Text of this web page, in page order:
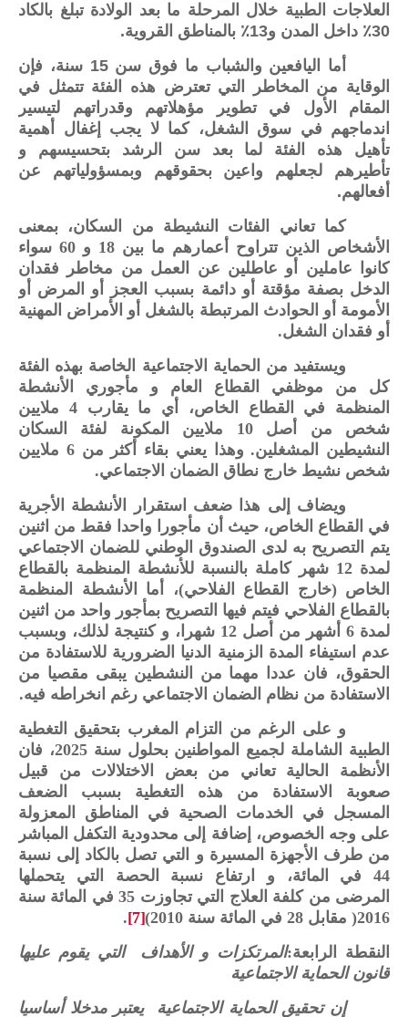
العلاجات الطبية خلال المرحلة ما بعد الولادة تبلغ بالكاد
30٪ داخل المدن و13٪ بالمناطق القروية.
أما اليافعين والشباب ما فوق سن15 سنة، فإن
الوقاية من المخاطر التي تعترض هذه الفئة تتمثل في
المقام الأول في تطوير مؤهلاتهم وقدراتهم لتيسير
اندماجهم في سوق الشغل، كما لا يجب إغفال أهمية
تأهيل هذه الفئة لما بعد سن الرشد بتحسيسهم و
تأطيرهم لجعلهم واعين بحقوقهم وبمسؤولياتهم عن
أفعالهم.
كما تعاني الفئات النشيطة من السكان، بمعنى
الأشخاص الذين تتراوح أعمارهم ما بين 18 و 60 سواء
كانوا عاملين أو عاطلين عن العمل من مخاطر فقدان
الدخل بصفة مؤقتة أو دائمة بسبب العجز أو المرض أو
الأمومة أو الحوادث المرتبطة بالشغل أو الأمراض المهنية
أو فقدان الشغل.
ويستفيد من الحماية الاجتماعية الخاصة بهذه الفئة
كل من موظفي القطاع العام و مأجوري الأنشطة
المنظمة في القطاع الخاص، أي ما يقارب 4 ملايين
شخص من أصل 10 ملايين المكونة لفئة السكان
النشيطين المشغلين. وهذا يعني بقاء أكثر من 6 ملايين
شخص نشيط خارج نطاق الضمان الاجتماعي.
ويضاف إلى هذا ضعف استقرار الأنشطة الأجرية
في القطاع الخاص، حيث أن مأجورا واحدا فقط من اثنين
يتم التصريح به لدى الصندوق الوطني للضمان الاجتماعي
لمدة 12 شهر كاملة بالنسبة للأنشطة المنظمة بالقطاع
الخاص (خارج القطاع الفلاحي)، أما الأنشطة المنظمة
بالقطاع الفلاحي فيتم فيها التصريح بمأجور واحد من اثنين
لمدة 6 أشهر من أصل 12 شهرا، و كنتيجة لذلك، وبسبب
عدم استيفاء المدة الزمنية الدنيا الضرورية للاستفادة من
الحقوق، فان عددا مهما من النشطين يبقى مقصيا من
الاستفادة من نظام الضمان الاجتماعي رغم انخراطه فيه.
و على الرغم من التزام المغرب بتحقيق التغطية
الطبية الشاملة لجميع المواطنين بحلول سنة 2025، فان
الأنظمة الحالية تعاني من بعض الاختلالات من قبيل
صعوبة الاستفادة من هذه التغطية بسبب الضعف
المسجل في الخدمات الصحية في المناطق المعزولة
على وجه الخصوص، إضافة إلى محدودية التكفل المباشر
من طرف الأجهزة المسيرة و التي تصل بالكاد إلى نسبة
44 في المائة، و ارتفاع نسبة الحصة التي يتحملها
المرضى من كلفة العلاج التي تجاوزت 35 في المائة سنة
2016( مقابل 28 في المائة سنة 2010)
[7]
.
النقطة الرابعة:المرتكزات و الأهداف التي يقوم عليها
قانون الحماية الاجتماعية
إن تحقيق الحماية الاجتماعية يعتبر مدخلا أساسيا